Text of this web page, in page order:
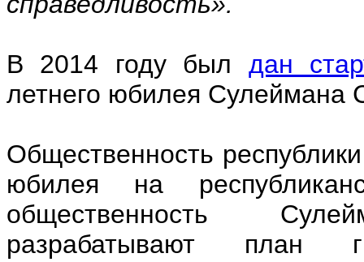
В 2014 году был дан
летнего юбилея Сулеймана
Общественность
юбилея на
общественность
разрабатывают план